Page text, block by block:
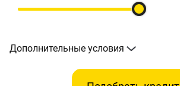
Дополнительные условия